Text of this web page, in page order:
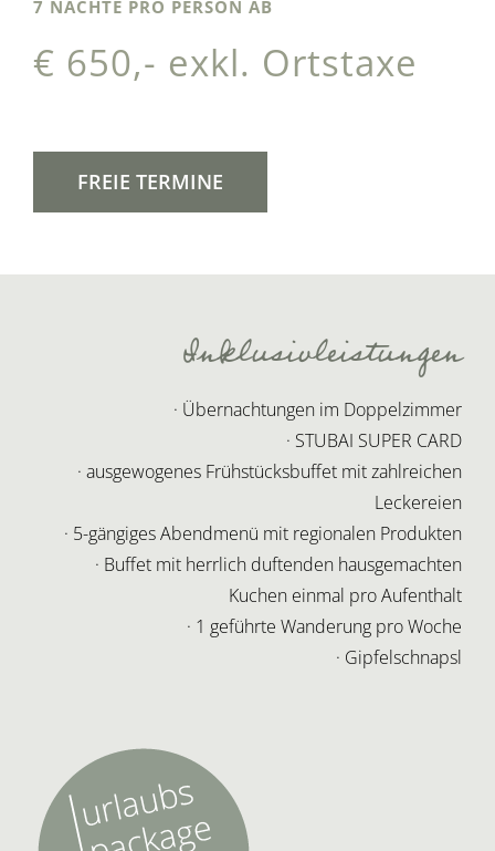
7 NÄCHTE PRO PERSON AB
€ 650,- exkl. Ortstaxe
FREIE TERMINE
Inklusivleistungen
· Übernachtungen im Doppelzimmer
· STUBAI SUPER CARD
· ausgewogenes Frühstücksbuffet mit zahlreichen
Leckereien
· 5-gängiges Abendmenü mit regionalen Produkten
· Buffet mit herrlich duftenden hausgemachten
Kuchen einmal pro Aufenthalt
· 1 geführte Wanderung pro Woche
· Gipfelschnapsl